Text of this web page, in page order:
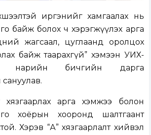
иргэнийг хамгаалах нь
байж болох ч хэрэгжүүлэх арга
жагсаал, цуглаанд оролцох
байж таарахгүй” хэмээн УИХ-
нарийн бичгийн дарга
арга хэмжээ болон
хоёрын хооронд шалтгаант
Хэрэв “А” хязгаарлалт хийвэл